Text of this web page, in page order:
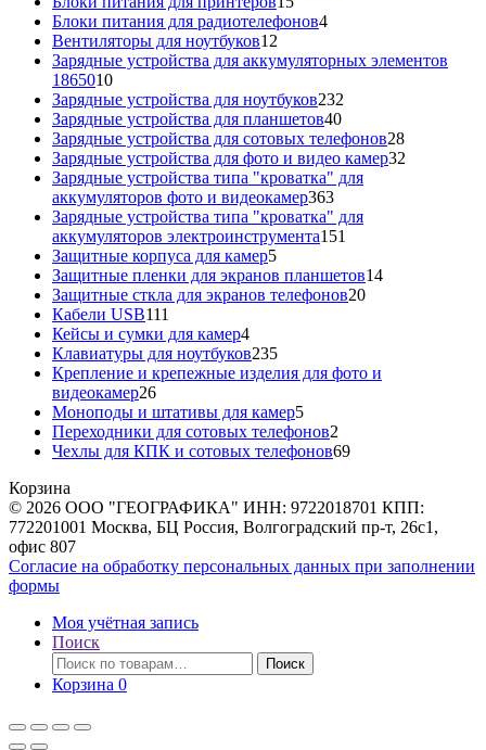
товаров
Блоки питания для радиотелефонов44
Вентиляторы для ноутбуков12
товаров
Зарядные устройства для аккумуляторных элементов
186501010
товаров
Зарядные устройства для ноутбуков232
Зарядные устройства для планшетов4040
товаров
Зарядные устройства для сотовых телефонов2828
товаров
Зарядные устройства для фото и видео камер32
Зарядные устройства типа "кроватка" для
аккумуляторов фото и видеокамер363363
товара
Зарядные устройства типа "кроватка" для
аккумуляторов электроинструмента151
Защитные корпуса для камер55
товаров
Защитные пленки для экранов планшетов1414
Защитные сткла для экранов телефонов2020
Кабели USB111
товаров
Кейсы и сумки для камер44
товара
Клавиатуры для ноутбуков235235
товаров
Крепление и крепежные изделия для фото и
видеокамер2626
товаров
Моноподы и штативы для камер55
товаров
Переходники для сотовых телефонов2
товара
Чехлы для КПК и сотовых телефонов6969
Корзина
© 2026 ООО "ГЕОГРАФИКА" ИНН: 9722018701 КПП:
772201001 Москва, БЦ Россия, Волгоградский пр-т, 26с1,
офис 807
Согласие на обработку персональных данных при заполнении
формы
Моя учётная запись
Поиск
Искать:
Поиск
Корзина 0